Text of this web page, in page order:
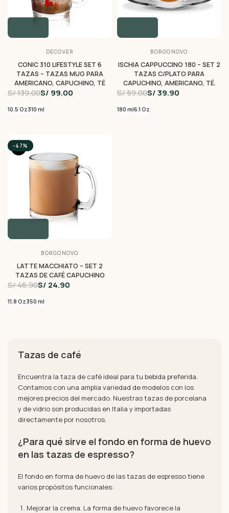
DECOVER
CONIC 310 LIFESTYLE SET 6
TAZAS – TAZAS MUG PARA
AMERICANO, CAPUCHINO, TÉ
S/ 139.00S/ 99.00
10.5 Oz310 ml
BORGONOVO
ISCHIA CAPPUCCINO 180 – SET 2
TAZAS C/PLATO PARA
CAPUCHINO, AMERICANO, TÉ.
S/ 59.00S/ 39.90
180 ml6.1 Oz
-47%
BORGONOVO
LATTE MACCHIATO – SET 2
TAZAS DE CAFÉ CAPUCHINO
S/ 46.90S/ 24.90
11.8 Oz350 ml
Tazas de café
Encuentra la taza de café ideal para tu bebida preferida.
Contamos con una amplia variedad de modelos con los
mejores precios del mercado. Nuestras tazas de porcelana
y de vidrio son producidas en Italia y importadas
directamente por nosotros.
¿Para qué sirve el fondo en forma de huevo
en las tazas de espresso?
El fondo en forma de huevo de las tazas de espresso tiene
varios propósitos funcionales:
Mejorar la crema. La forma de huevo favorece la